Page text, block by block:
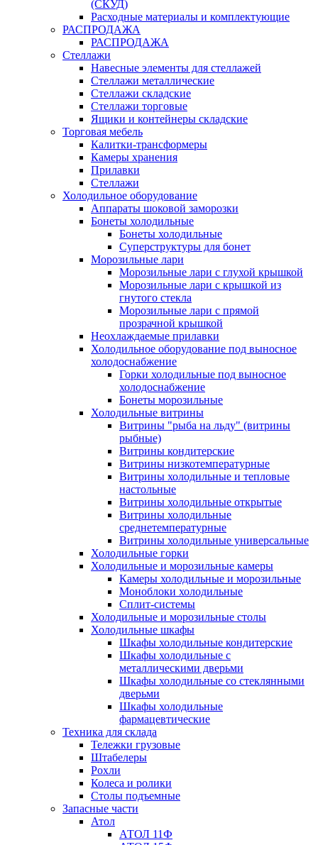
(СКУД)
Расходные материалы и комплектующие
РАСПРОДАЖА
РАСПРОДАЖА
Стеллажи
Навесные элементы для стеллажей
Стеллажи металлические
Стеллажи складские
Стеллажи торговые
Ящики и контейнеры складские
Торговая мебель
Калитки-трансформеры
Камеры хранения
Прилавки
Стеллажи
Холодильное оборудование
Аппараты шоковой заморозки
Бонеты холодильные
Бонеты холодильные
Суперструктуры для бонет
Морозильные лари
Морозильные лари с глухой крышкой
Морозильные лари с крышкой из
гнутого стекла
Морозильные лари с прямой
прозрачной крышкой
Неохлаждаемые прилавки
Холодильное оборудование под выносное
холодоснабжение
Горки холодильные под выносное
холодоснабжение
Бонеты морозильные
Холодильные витрины
Витрины "рыба на льду" (витрины
рыбные)
Витрины кондитерские
Витрины низкотемпературные
Витрины холодильные и тепловые
настольные
Витрины холодильные открытые
Витрины холодильные
среднетемпературные
Витрины холодильные универсальные
Холодильные горки
Холодильные и морозильные камеры
Камеры холодильные и морозильные
Моноблоки холодильные
Сплит-системы
Холодильные и морозильные столы
Холодильные шкафы
Шкафы холодильные кондитерские
Шкафы холодильные с
металлическими дверьми
Шкафы холодильные со стеклянными
дверьми
Шкафы холодильные
фармацевтические
Техника для склада
Тележки грузовые
Штабелеры
Рохли
Колеса и ролики
Столы подъемные
Запасные части
Атол
АТОЛ 11Ф